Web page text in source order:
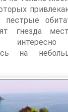
гнезда
на